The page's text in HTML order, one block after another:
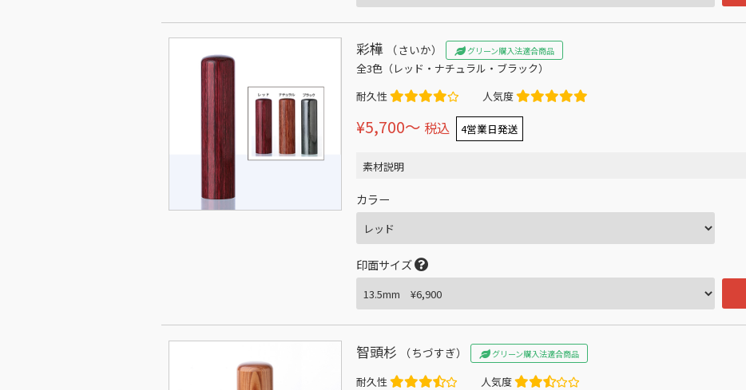
彩樺 （さいか） グリーン購入法適合商品
全3色（レッド・ナチュラル・ブラック）
耐久性
人気度
¥5,700〜 税込 4営業日発送
素材説明
カラー
印面サイズ
智頭杉 （ちづすぎ） グリーン購入法適合商品
耐久性 人気度